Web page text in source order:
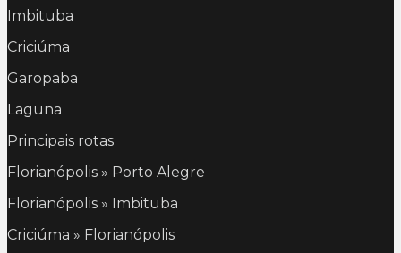
Imbituba
Criciúma
Garopaba
Laguna
Principais rotas
Florianópolis » Porto Alegre
Florianópolis » Imbituba
Criciúma » Florianópolis